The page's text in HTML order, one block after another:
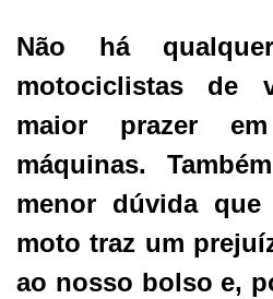
Não há
motociclistas de
maior prazer
máquinas.
menor dúvida
moto traz um
ao nosso bolso e,